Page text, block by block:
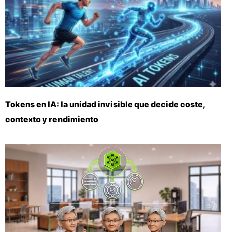
Tokens en IA: la unidad invisible que decide coste,
contexto y rendimiento